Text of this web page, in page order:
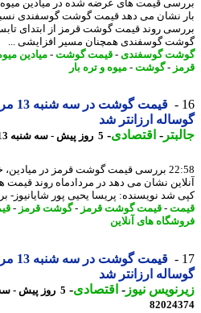
قیمت های عرضه شده در میادین میوه و
نشان می دهد قیمت گوشت گوسفندی نسبت
گوسفندی همچنان مسیر افزایشی ...
گوسفندی-قیمت گوشت-میادین میوه و
- گوشت-میوه و تره بار
ارزانتر شد
-اقتصادی-5 روز پیش - سه شنبه 13 مرداد 1405، 20:57
22:58 بررسی قیمت گوشت قرمز در میادین،
نشان می دهد در مردادماه روند قیمت ها
شد نویسنده: پریسا یحیی پور شایانیوز-
-قیمت گوشت قرمز- گوشت قرمز- قیمت
های آنلاین
ارزانتر شد
نیوز-اقتصادی-5 روز پیش - سه شنبه 13 مرداد 1405، 20:02